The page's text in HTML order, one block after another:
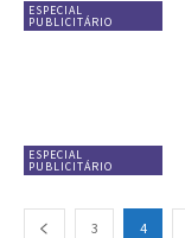
ESPECIAL
PUBLICITÁRIO
ESPECIAL
PUBLICITÁRIO
3 4